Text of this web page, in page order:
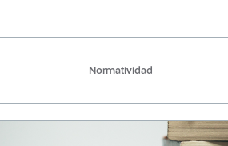
Normatividad